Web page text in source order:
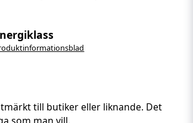
till butiker eller liknande. Det